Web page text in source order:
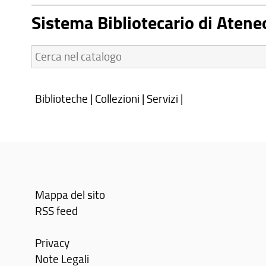
Sistema Bibliotecario di
Cerca
nel
Biblioteche | Collezioni | Servizi |
Mappa del sito
RSS feed
Privacy
Note Legali